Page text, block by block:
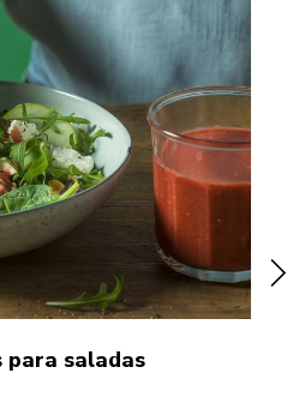
para saladas